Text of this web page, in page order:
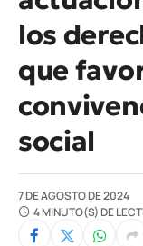
los
que
social
7 DE AGOSTO DE 2024
4 MINUTO(S) DE